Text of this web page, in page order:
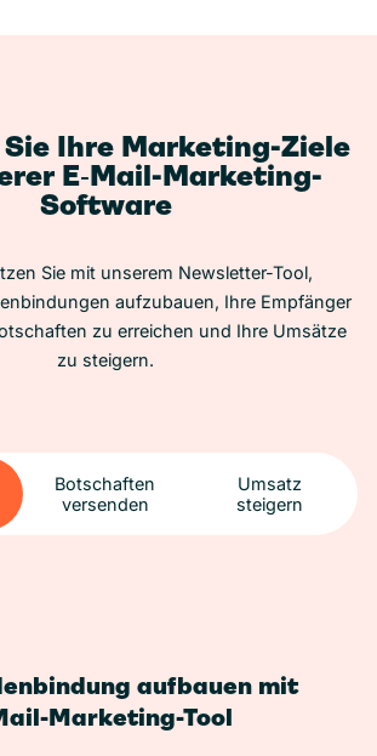
Ihre Marketing-Ziele
E‑Mail-Marketing-
Software
Sie mit unserem Newsletter-Tool,
aufzubauen, Ihre Empfänger
zu erreichen und Ihre Umsätze
zu steigern.
Botschaften
versenden
Umsatz
steigern
aufbauen mit
Marketing-Tool